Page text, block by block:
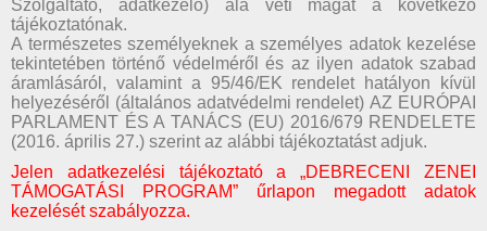
Szolgáltató, adatkezelő) alá veti magát a következő
tájékoztatónak.
A természetes személyeknek a személyes adatok kezelése
tekintetében történő védelméről és az ilyen adatok szabad
áramlásáról, valamint a 95/46/EK rendelet hatályon kívül
helyezéséről (általános adatvédelmi rendelet) AZ EURÓPAI
PARLAMENT ÉS A TANÁCS (EU) 2016/679 RENDELETE
(2016. április 27.) szerint az alábbi tájékoztatást adjuk.
Jelen adatkezelési tájékoztató a „DEBRECENI ZENEI
TÁMOGATÁSI PROGRAM” űrlapon megadott adatok
kezelését szabályozza.